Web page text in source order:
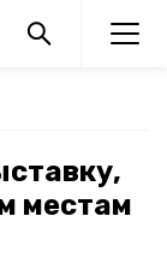
местам